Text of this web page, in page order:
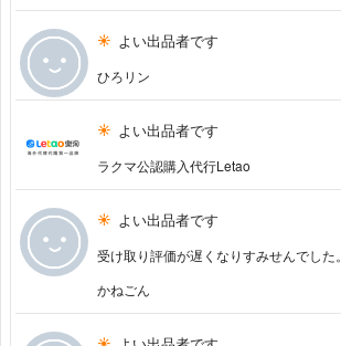
よい出品者です
ひろリン
よい出品者です
ラクマ公認購入代行Letao
よい出品者です
受け取り評価が遅くなりすみせんでした。
かねごん